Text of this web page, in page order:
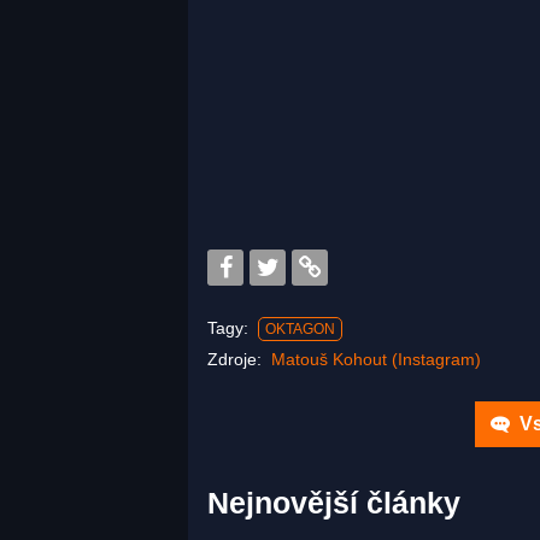
Tagy: OKTAGON
Zdroje: Matouš Kohout (Instagram)
Nejnovější články